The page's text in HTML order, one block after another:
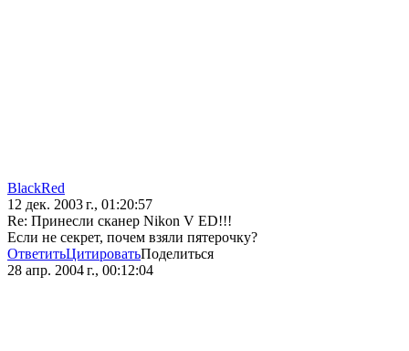
BlackRed
12 дек. 2003 г., 01:20:57
Re: Принесли сканер Nikon V ED!!!
Если не секрет, почем взяли пятерочку?
ОтветитьЦитироватьПоделиться
28 апр. 2004 г., 00:12:04